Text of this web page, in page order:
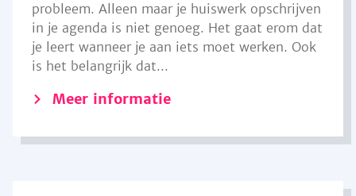
probleem. Alleen maar je huiswerk opschrijven
in je agenda is niet genoeg. Het gaat erom dat
je leert wanneer je aan iets moet werken. Ook
is het belangrijk dat...
Meer informatie